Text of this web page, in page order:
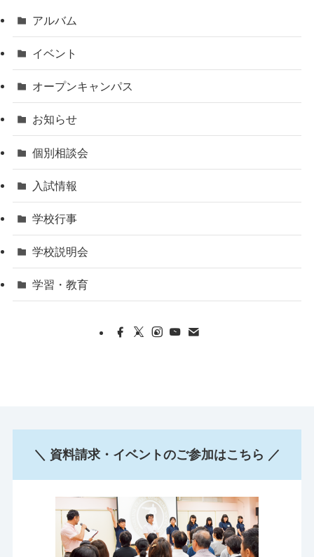
アルバム
イベント
オープンキャンパス
お知らせ
個別相談会
入試情報
学校行事
学校説明会
学習・教育
＼ 資料請求・イベントのご参加はこちら ／